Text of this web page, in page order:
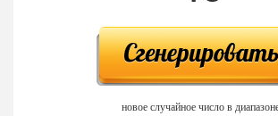
новое случайное число в